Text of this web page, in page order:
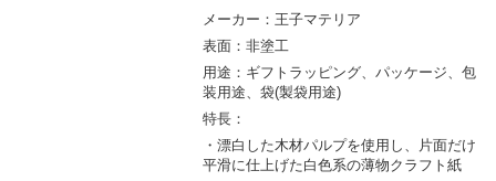
メーカー：王子マテリア
表面：非塗工
用途：ギフトラッピング、パッケージ、包
装用途、袋(製袋用途)
特長：
・漂白した木材パルプを使用し、片面だけ
平滑に仕上げた白色系の薄物クラフト紙